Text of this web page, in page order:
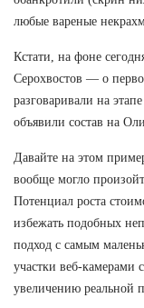
любые вареные
Кстати, на фоне
Серохвостов — о
разговаривали на
объявили состав на
Давайте на этом
вообще могло
Потенциал роста
избежать подобных
подход с самым
участки веб-камерами
увеличению реальной